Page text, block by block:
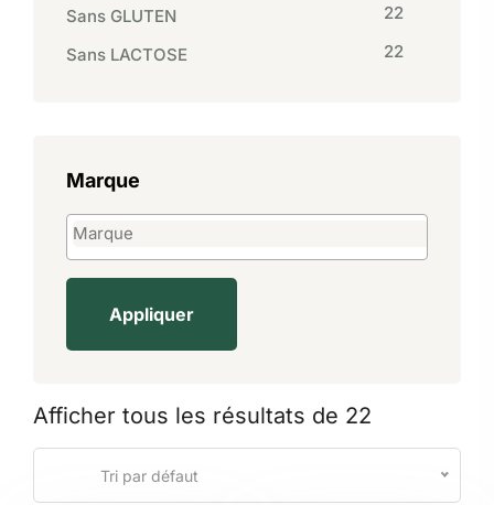
Sans GLUTEN
22
Sans LACTOSE
22
Marque
Appliquer
Afficher tous les résultats de 22
Tri par défaut